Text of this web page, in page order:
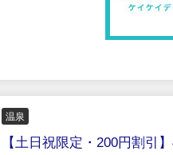
温泉
【土日祝限定・200円割